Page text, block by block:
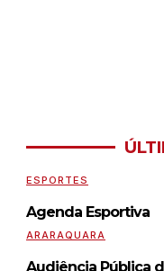
ESPORTES
Agenda Esportiva
ARARAQUARA
Audiência Pública